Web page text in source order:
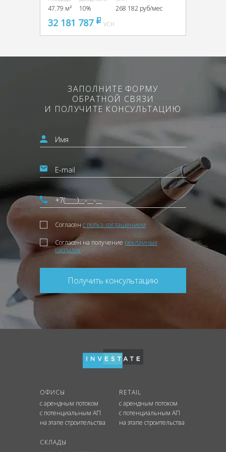
47.79 м² 10% 268 182 руб/мес
32 181 787 pуб
УСН
ЗАПОЛНИТЕ ФОРМУ
ОБРАТНОЙ СВЯЗИ
И ПОЛУЧИТЕ КОНСУЛЬТАЦИЮ
Согласен с польз. соглашением
Согласен на получение рекламных
рассылок
Получить консультацию
ОФИСЫ
с арендным потоком
с потенциальным АП
на этапе строительства
RETAIL
с арендным потоком
с потенциальным АП
на этапе строительства
СКЛАДЫ